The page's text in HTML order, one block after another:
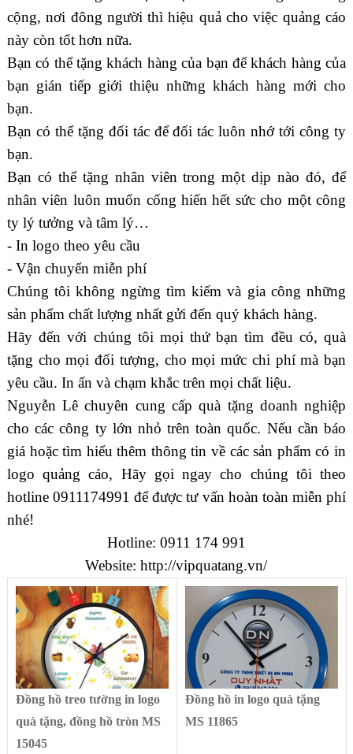
cộng, nơi đông người thì hiệu quả cho việc quảng cáo
này còn tốt hơn nữa.
Bạn có thể tặng khách hàng của bạn để khách hàng của
bạn gián tiếp giới thiệu những khách hàng mới cho
bạn.
Bạn có thể tặng đối tác để đối tác luôn nhớ tới công ty
bạn.
Bạn có thể tặng nhân viên trong một dịp nào đó, để
nhân viên luôn muốn cống hiến hết sức cho một công
ty lý tưởng và tâm lý…
- In logo theo yêu cầu
- Vận chuyển miễn phí
Chúng tôi không ngừng tìm kiếm và gia công những
sản phẩm chất lượng nhất gửi đến quý khách hàng.
Hãy đến với chúng tôi mọi thứ bạn tìm đều có, quà
tặng cho mọi đối tượng, cho mọi mức chi phí mà bạn
yêu cầu. In ấn và chạm khắc trên mọi chất liệu.
Nguyễn Lê chuyên cung cấp quà tặng doanh nghiệp
cho các công ty lớn nhỏ trên toàn quốc. Nếu cần báo
giá hoặc tìm hiểu thêm thông tin về các sản phẩm có in
logo quảng cáo, Hãy gọi ngay cho chúng tôi theo
hotline 0911174991 để được tư vấn hoàn toàn miễn phí
nhé!
Hotline: 0911 174 991
Website:http://vipquatang.vn/
Đồng hồ treo tường in logo
quà tặng, đồng hồ tròn MS
15045
Đồng hồ in logo quà tặng
MS 11865